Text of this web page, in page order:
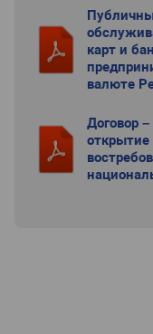
карт и
валюте
Договор
открытие